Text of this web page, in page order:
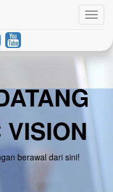
VISION
berawal dari sini!